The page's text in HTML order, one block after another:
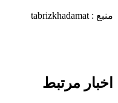
منبع : tabrizkhadamat
اخبار مرتبط